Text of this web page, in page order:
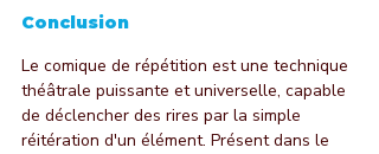
Conclusion
Le comique de répétition est une technique
théâtrale puissante et universelle, capable
de déclencher des rires par la simple
réitération d'un élément. Présent dans le